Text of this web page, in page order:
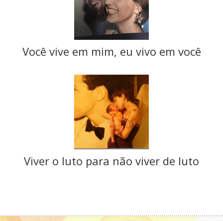
Você vive em mim, eu vivo em você
Viver o luto para não viver de luto